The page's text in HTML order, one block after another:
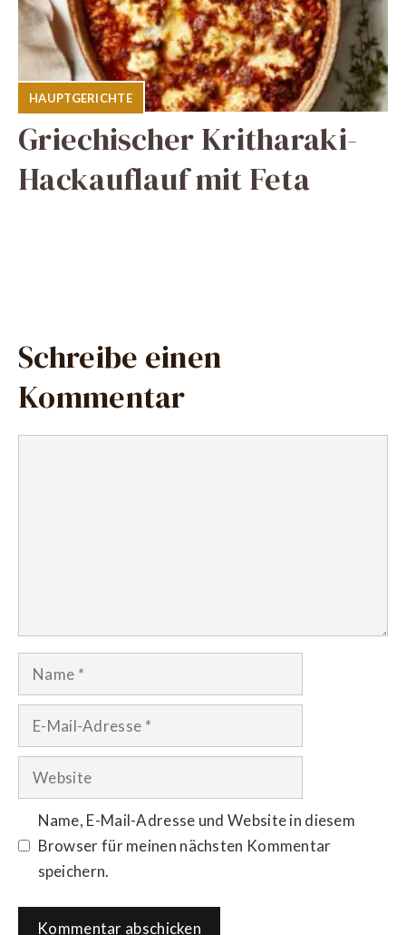
HAUPTGERICHTE
Griechischer Kritharaki-
Hackauflauf mit Feta
Schreibe einen
Kommentar
Name
Website
Name, E-Mail-Adresse und Website in diesem
Browser für meinen nächsten Kommentar
speichern.